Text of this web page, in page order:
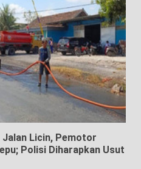
Licin, Pemotor
Polisi Diharapkan Usut